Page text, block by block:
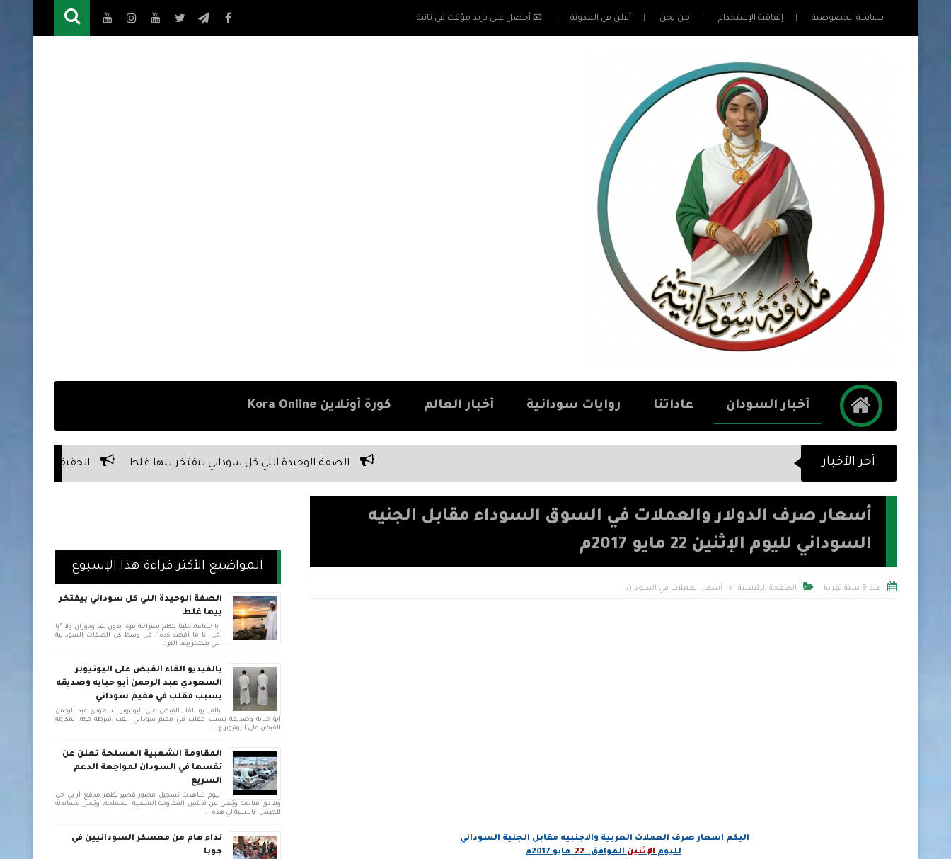
سياسة الخصوصية إتفاقية الإستخدام من نحن أعلن في المدونة 📧 أحصل على بريد مؤقت في ثانية
أخبار السودان عاداتنا روايات سودانية أخبار العالم كورة أونلاين Kora Online
آخر الأخبار الصفة الوحيدة اللي كل سوداني بيفتخر بيها غلط الحقيقة المرة عن علاقة السوداني بأبوه
أسعار صرف الدولار والعملات في السوق السوداء مقابل الجنيه
السوداني لليوم الإثنين 22 مايو 2017م
 منذ 9 سنة تقريبا  الصفحة الرئيسية أسعار العملات في السودان
اليكم اسعار صرف العملات العربية والاجنبيه مقابل الجنية السوداني
لليومالإثنينالموافق22 مايو 2017م
المواضيع الأكثر قراءة هذا الإسبوع
الصفة الوحيدة اللي كل سوداني بيفتخر
بيها غلط
يا جماعة، خلينا نتكلم بصراحة مرة، بدون لف ودوران ولا "يا
أخي أنا ما أقصد كده". في وسط كل الصفات السودانية
اللي بنفتخر بيها الكر...
بالفيديو القاء القبض على اليوتيوبر
السعودي عبد الرحمن أبو حبايه وصديقه
بسبب مقلب في مقيم سوداني
بالفيديو القاء القبض على اليوتيوبر السعودي عبد الرحمن
أبو حبايه وصديقه بسبب مقلب في مقيم سوداني القت شرطة مكة المكرمة
القبض على اليوتيوبر ع...
المقاومة الشعبية المسلحة تعلن عن
نفسها في السودان لمواجهة الدعم
السريع
اليوم شاهدت تسجيل مصور قصير يُظهر مدفع آر بي جي
وبنادق قناصة ويُعلن عن تدشين المقاومة الشعبية المسلحة، ويُعلن مساندته
للجيش. بالنسبة لي هذه ...
نداء هام من معسكر السودانيين في
جوبا